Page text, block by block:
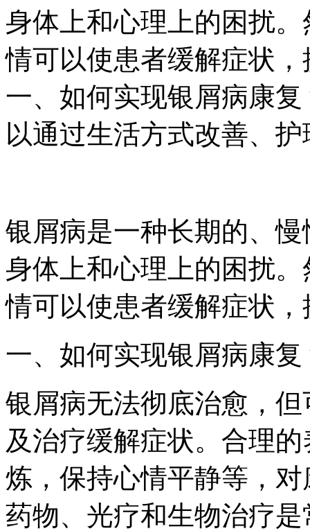
身体上和心理上的困扰
情可以使患者缓解症状
一、如何实现银屑病康
以通过生活方式改善、护
银屑病是一种长期的、
身体上和心理上的困扰
情可以使患者缓解症状
一、如何实现银屑病康复
银屑病无法彻底治愈，
及治疗缓解症状。合理
炼，保持心情平静等，
药物、光疗和生物治疗